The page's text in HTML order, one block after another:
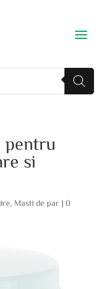
pentru
si
, Masti de par | 0